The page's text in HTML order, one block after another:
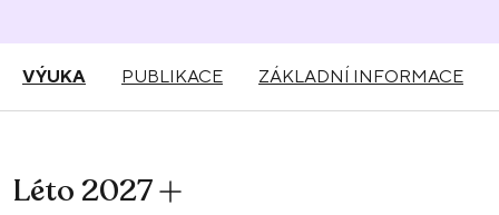
VÝUKA PUBLIKACE ZÁKLADNÍ INFORMACE
Léto 2027